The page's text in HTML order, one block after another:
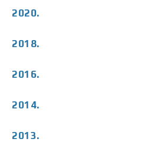
2020.
2018.
2016.
2014.
2013.